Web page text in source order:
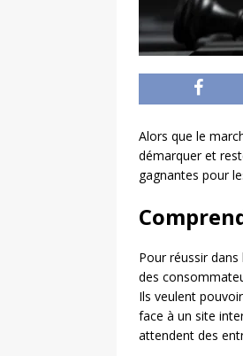
Alors que le
démarquer et
gagnantes pour
Pour réussir
des
Ils veulent
face à un site
attendent des